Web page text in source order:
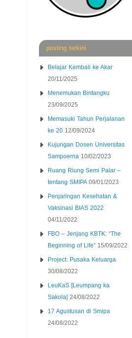
posting terkini
Belajar Kembali ke Akar
20/11/2025
Menemukan Bintangku
23/09/2025
Memasuki Tahun Perjalanan
ke 20 12/09/2024
Kujungan Dosen Universitas
Sampoerna 10/02/2023
Ruang Riung Semi Palar –
tentang SMIPA 09/01/2023
Penjaringan Kesehatan &
Vaksinasi BIAS 2022
04/11/2022
FBO – Jenjang KBTK: “The
Beginning of Life” 15/09/2022
Project: Pusaka Keluarga
30/08/2022
LeuKaS [Leumpang ka
Sakola] 24/08/2022
17 Agustusan di Smipa
24/08/2022